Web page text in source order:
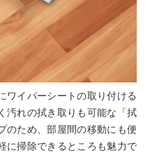
ワイパーシートの取り付ける
汚れの拭き取りも可能な「拭
のため、部屋間の移動にも便
に掃除できるところも魅力で